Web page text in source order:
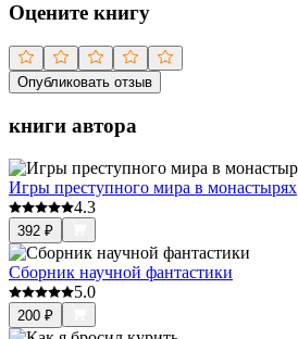
Оцените книгу
Опубликовать отзыв
книги автора
Игры преступного мира в монастырях
4.3
392 ₽
Сборник научной фантастики
5.0
200 ₽